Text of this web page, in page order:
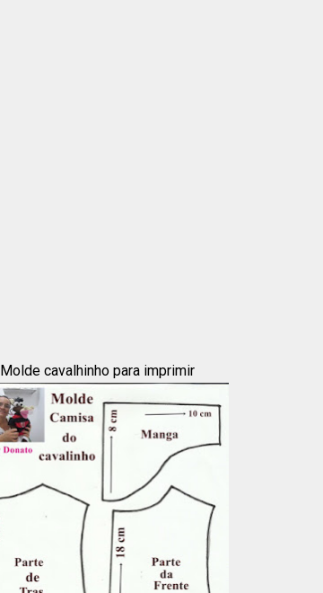
Molde cavalhinho para imprimir